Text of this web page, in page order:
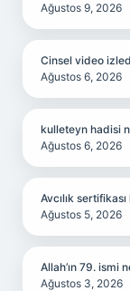
Ağustos 9, 2026
Cinsel video
Ağustos 6, 2026
kulleteyn hadisi
Ağustos 6, 2026
Avcılık
Ağustos 5, 2026
Allah’ın 79. ismi
Ağustos 3, 2026